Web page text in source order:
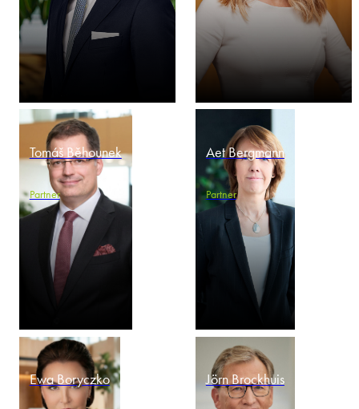
Tomáš Běhounek
Partner
Aet Bergmann
Partner
Ewa Boryczko Jörn Brockhuis